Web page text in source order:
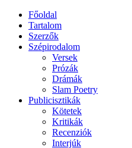
Főoldal
Tartalom
Szerzők
Szépirodalom
Versek
Prózák
Drámák
Slam Poetry
Publicisztikák
Kötetek
Kritikák
Recenziók
Interjúk